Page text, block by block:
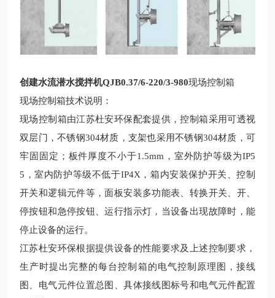
创建水流潜水搅拌机QJB0.37/6-220/3-980现场控制箱
现场控制箱技术说明：
现场控制箱由江苏杜安环保配套提供，控制箱采用可透视
双层门，不锈钢304材质，支架也采用不锈钢304材质，可
牢固固定；板件厚度不小于1.5mm ，室外防护等级为IP5
5 ，室内防护等级不低于IP4X ，箱内安装保护开关、控制
开关和逻辑元件等，面板安装多功能表、转换开关、开、
停按钮和急停按钮、运行指示灯，当设备出现故障时，能
停止设备的运行。
江苏杜安环保根据提供设备的性能要求及上述控制要求，
生产时提出完整的每台控制箱的电气控制原理图，接线
图、电气元件位置总图、具体接线图标号和电气元件配置